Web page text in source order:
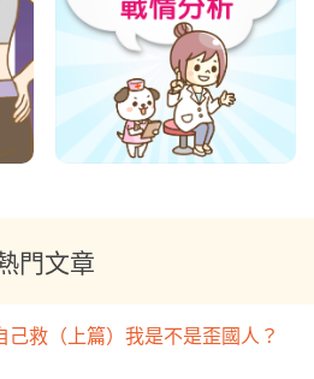
門文章
己救（上篇）我是不是歪國人？